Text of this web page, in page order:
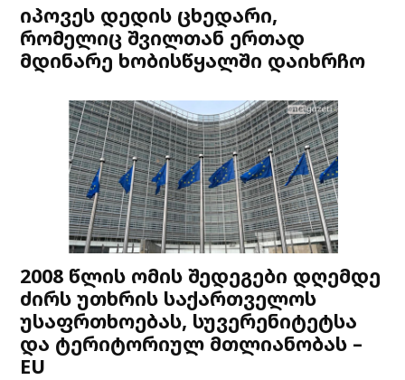
იპოვეს დედის ცხედარი,
რომელიც შვილთან ერთად
მდინარე ხობისწყალში დაიხრჩო
2008 წლის ომის შედეგები დღემდე
ძირს უთხრის საქართველოს
უსაფრთხოებას, სუვერენიტეტსა
და ტერიტორიულ მთლიანობას –
EU